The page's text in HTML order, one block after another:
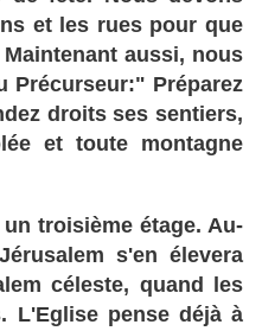
et les rues pour que
aussi, nous
Précurseur:" Préparez
droits ses sentiers,
et toute montagne
troisième étage. Au-
s'en élevera
céleste, quand les
L'Eglise pense déjà à